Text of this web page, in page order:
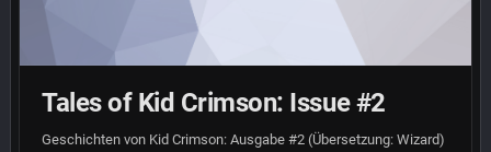
Tales of Kid Crimson: Issue #2
Geschichten von Kid Crimson: Ausgabe #2 (Übersetzung: Wizard)